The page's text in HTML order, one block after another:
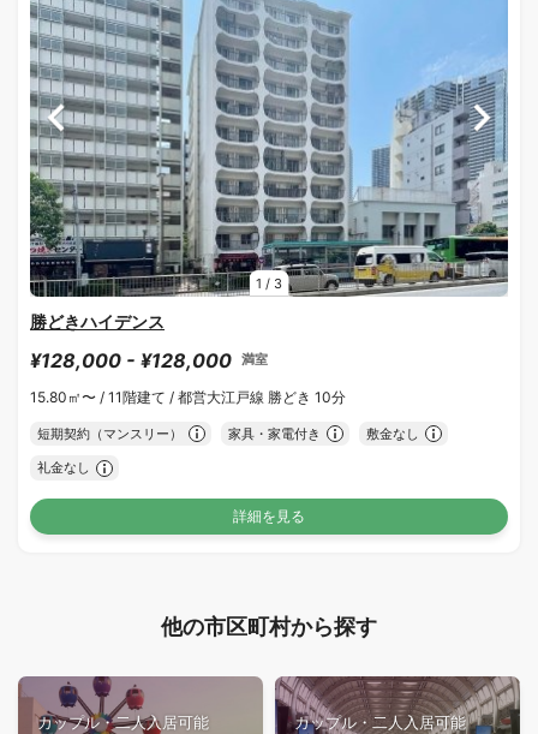
1 / 3
勝どきハイデンス
¥128,000 - ¥128,000 満室
15.80㎡〜 / 11階建て / 都営大江戸線 勝どき 10分
短期契約（マンスリー） 家具・家電付き 敷金なし
礼金なし
詳細を見る
他の市区町村から探す
カップル・二人入居可能 カップル・二人入居可能